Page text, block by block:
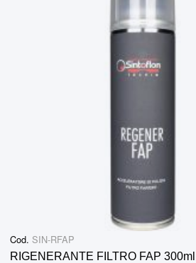
Cod. SIN-RFAP
RIGENERANTE FILTRO FAP